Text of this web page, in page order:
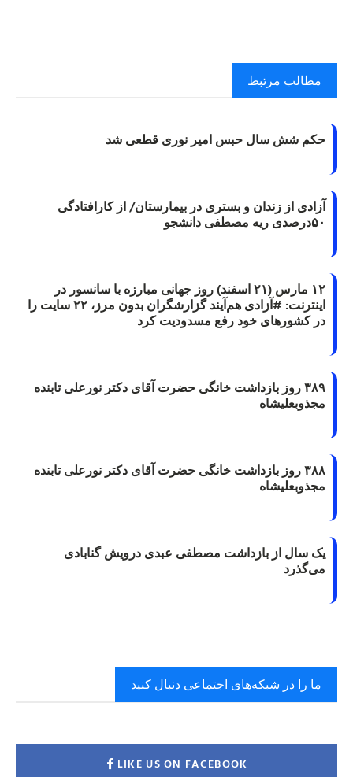
مطالب مرتبط
حکم شش سال حبس امیر نوری قطعی شد
آزادی از زندان و بستری در بیمارستان/ از کارافتادگی
۵۰درصدی ریه مصطفی دانشجو
۱۲ مارس (۲۱ اسفند) روز جهانی مبارزه با سانسور در
اینترنت: #آزادی هم‌آیند گزارشگران‌ بدون مرز، ۲۲ سایت را
در کشورهای خود رفع مسدودیت کرد
۳۸۹ روز بازداشت خانگی حضرت آقای دکتر نورعلی تابنده
مجذوبعلیشاه
۳۸۸ روز بازداشت خانگی حضرت آقای دکتر نورعلی تابنده
مجذوبعلیشاه
یک سال از بازداشت مصطفی عبدی درویش گنابادی
می‌گذرد
ما را در شبکه‌های اجتماعی دنبال کنید
LIKE US ON FACEBOOK